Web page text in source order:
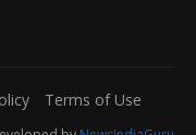
Terms of Use